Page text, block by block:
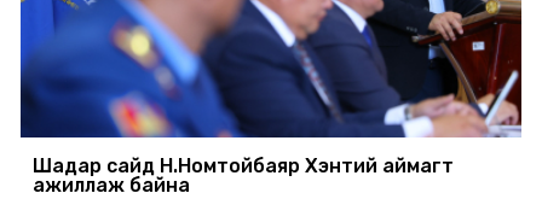
Шадар сайд Н.Номтойбаяр Хэнтий аймагт
ажиллаж байна